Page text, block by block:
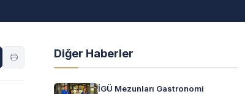
Diğer Haberler
İGÜ Mezunları Gastronomi